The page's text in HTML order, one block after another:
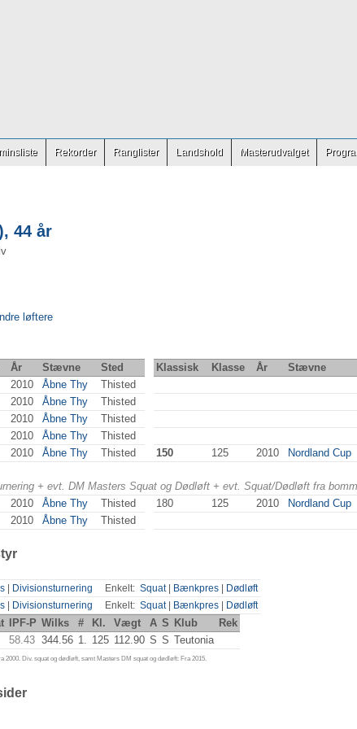
Rekorder Ranglister Landshold Masterudvalget
44 år
løftere
År Stævne Sted Klassisk Klasse År Stævne
2010 Åbne Thy
Thisted
2010 Åbne Thy
Thisted
2010 Åbne Thy
Thisted
2010 Åbne Thy
Thisted
2010 Åbne Thy Thisted 150 125 2010 Nordland Cup
+ evt. DM Masters Squat og Dødløft + evt. Squat/Dødløft fra
2010 Åbne Thy Thisted 180 125 2010 Nordland Cup
2010 Åbne Thy Thisted
Divisionsturnering Enkelt: Squat| Bænkpres
Dødløft
Divisionsturnering Enkelt: Squat| Bænkpres Dødløft
IPF-P Wilks # Kl. Vægt A S Klub
Rek
58.43 344.56 1. 125 112.90 S S Teutonia
Div. squat og dødløft, samt Masters DM squat og dødløft: Fra 2015.